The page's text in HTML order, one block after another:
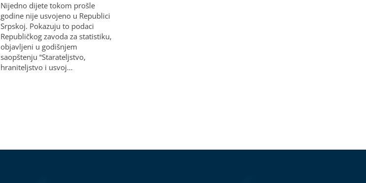
Nijedno dijete tokom prošle
godine nije usvojeno u Republici
Srpskoj. Pokazuju to podaci
Republičkog zavoda za statistiku,
objavljeni u godišnjem
saopštenju “Starateljstvo,
hraniteljstvo i usvoj…